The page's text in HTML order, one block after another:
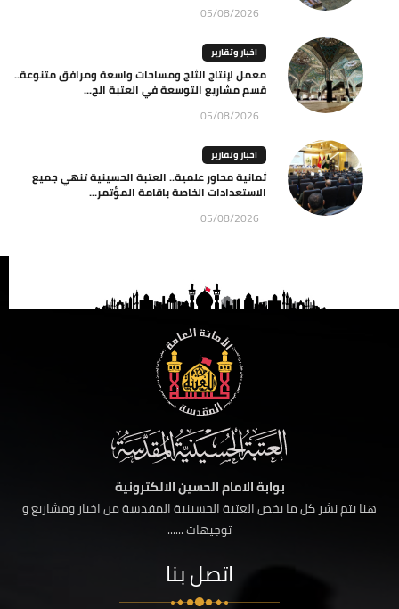
05/08/2026
اخبار وتقارير
معمل لإنتاج الثلج ومساحات واسعة ومرافق متنوعة..
قسم مشاريع التوسعة في العتبة الح...
05/08/2026
اخبار وتقارير
ثمانية محاور علمية.. العتبة الحسينية تنهي جميع
الاستعدادات الخاصة باقامة المؤتمر...
05/08/2026
بوابة الامام الحسين الالكترونية
هنا يتم نشر كل ما يخص العتبة الحسينية المقدسة من اخبار ومشاريع و
توجيهات ......
اتصل بنا